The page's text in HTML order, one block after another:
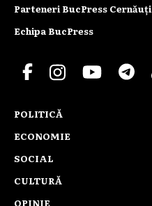
Parteneri BucPress Cernăuți
Echipa BucPress
POLITICĂ
ECONOMIE
SOCIAL
CULTURĂ
OPINIE